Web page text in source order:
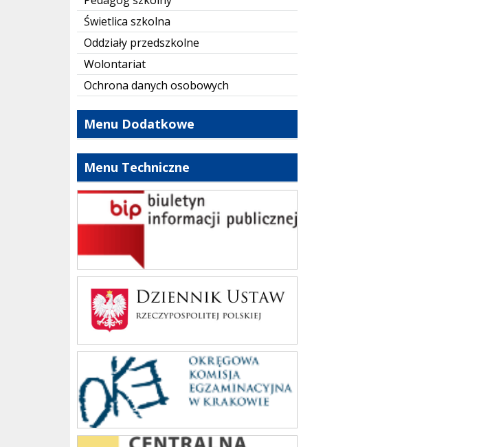
Świetlica szkolna
Oddziały przedszkolne
Wolontariat
Ochrona danych osobowych
Menu Dodatkowe
Menu Techniczne
bip szkoły
Dziennik Polski
oke_krakow
cke